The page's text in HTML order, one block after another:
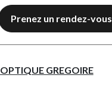
Prenez un rendez-vous
OPTIQUE GREGOIRE